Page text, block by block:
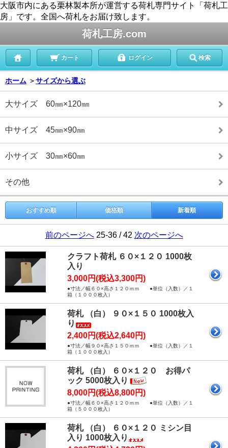
大阪市内にある栗林製本所が運営する荷札専門サイト「荷札工
房」です。全国へ荷札をお届け致します。
荷札工房.com
カート ログイン 検索
ホーム ＞サイズから選ぶ
大サイズ 60㎜×120㎜
中サイズ 45㎜×90㎜
小サイズ 30㎜×60㎜
その他
おすすめ順 価格順 新着順
前のページへ25-36 / 42 次のページへ
クラフト荷札 ６０×１２０ 1000枚
入り
3,000円(税込3,300円)
●寸法／幅６０×高さ１２０ｍｍ ●単位（入数）／１
箱（１０００枚入）
荷札 （白） ９０×１５０ 1000枚入
り
2,400円(税込2,640円)
●寸法／幅９０×高さ１５０ｍｍ ●単位（入数）／１
箱（１０００枚入）
荷札 （白） ６０×１２０ お得パ
ック 5000枚入り
8,000円(税込8,800円)
●寸法／幅６０×高さ１２０ｍｍ ●単位（入数）／１
箱（５０００枚入）
荷札 （白） ６０×１２０ ミシン目
入り 1000枚入り